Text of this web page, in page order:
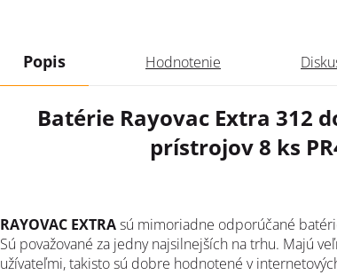
Popis Hodnotenie
Batérie Rayovac Extra 312
prístrojov 8 ks
RAYOVAC EXTRAsú mimoriadne odporúčané
Sú považované za jedny najsilnejších na trhu. Majú
užívateľmi, takisto sú dobre hodnotené v